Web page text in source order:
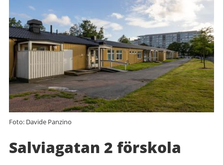
Foto: Davide Panzino
Salviagatan 2 förskola